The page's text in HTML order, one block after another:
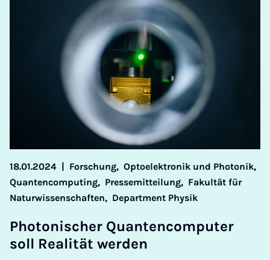
18.01.2024 Forschung, Optoelektronik und Photonik,
Quantencomputing, Pressemitteilung, Fakultät für
Naturwissenschaften, Department Physik
Photon­is­cher Quanten­com­puter
soll Real­ität wer­den